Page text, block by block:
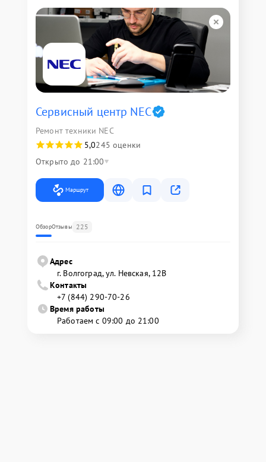
Сервисный центр NEC
Ремонт техники NEC
5,0245 оценки
Открыто до 21:00
Маршрут
ОбзорОтзывы 225
Адрес
г. Волгоград, ул. Невская, 12В
Контакты
+7 (844) 290-70-26
Время работы
Работаем с 09:00 до 21:00